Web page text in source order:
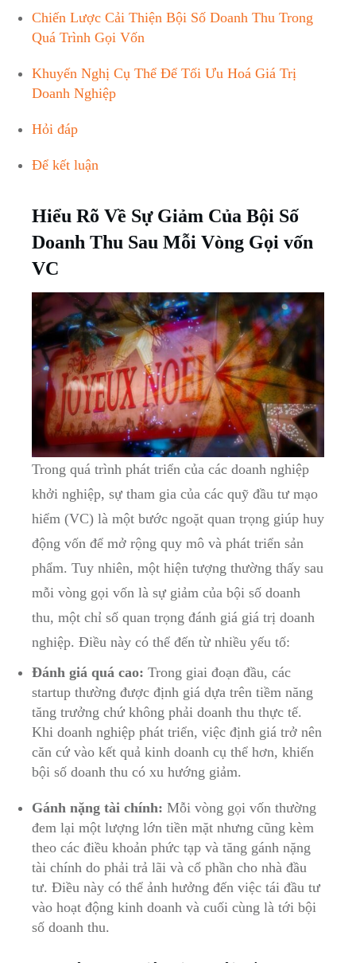
Chiến Lược Cải Thiện Bội Số Doanh Thu Trong
Quá Trình Gọi Vốn
Khuyến Nghị Cụ Thể Để Tối Ưu Hoá Giá Trị
Doanh Nghiệp
Hỏi đáp
Để kết luận
Hiểu Rõ Về Sự Giảm Của Bội Số
Doanh Thu Sau Mỗi Vòng Gọi vốn
VC
Trong quá trình phát triển của các doanh nghiệp
khởi nghiệp, sự tham gia của các quỹ đầu tư mạo
hiểm (VC) là một bước ngoặt quan trọng giúp huy
động vốn để mở rộng quy mô và phát triển sản
phẩm. Tuy nhiên, một hiện tượng thường thấy sau
mỗi vòng gọi vốn là sự giảm của bội số doanh
thu, một chỉ số quan trọng đánh giá giá trị doanh
nghiệp. Điều này có thể đến từ nhiều yếu tố:
Đánh giá quá cao: Trong giai đoạn đầu, các
startup thường được định giá dựa trên tiềm năng
tăng trưởng chứ không phải doanh thu thực tế.
Khi doanh nghiệp phát triển, việc định giá trở nên
căn cứ vào kết quả kinh doanh cụ thể hơn, khiến
bội số doanh thu có xu hướng giảm.
Gánh nặng tài chính: Mỗi vòng gọi vốn thường
đem lại một lượng lớn tiền mặt nhưng cũng kèm
theo các điều khoản phức tạp và tăng gánh nặng
tài chính do phải trả lãi và cổ phần cho nhà đầu
tư. Điều này có thể ảnh hưởng đến việc tái đầu tư
vào hoạt động kinh doanh và cuối cùng là tới bội
số doanh thu.